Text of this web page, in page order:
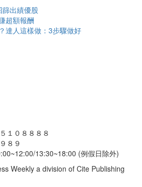
出績優股
超額報酬
達人這樣做：3步驟做好
１０８８８８
８９
13:30~18:00 (例假日除外)
Weekly a division of Cite Publishing